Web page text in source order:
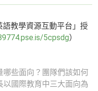
語教學資源互動平台」授
5cpsdg）
些面向？團隊們該如何
以國際教育中三大面向為